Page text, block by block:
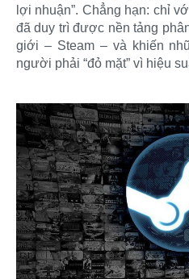
lợi nhuận”. Chẳng hạn: chỉ
đã duy trì được nền tảng
giới – Steam – và khiến
người phải “đỏ mặt” vì hiệu